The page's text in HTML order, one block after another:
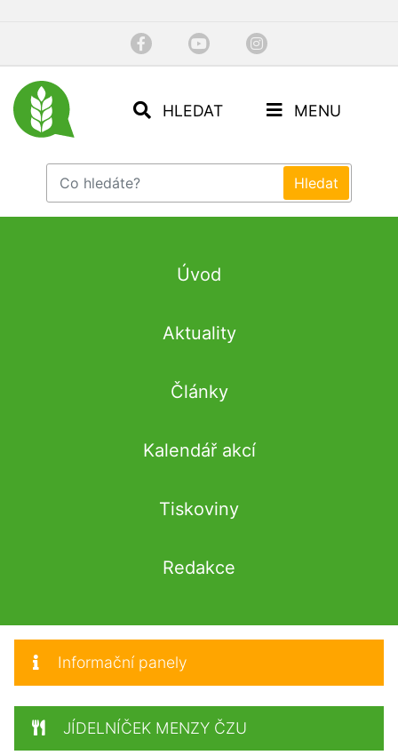
HLEDAT MENU
Úvod
Aktuality
Články
Kalendář akcí
Tiskoviny
Redakce
Informační panely
JÍDELNÍČEK MENZY ČZU